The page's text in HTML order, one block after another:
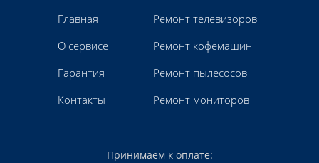
Контакты
О сервисе
Гарантия
Ремонт пылесосов
Ремонт мониторов
Главная
Ремонт телевизоров
Ремонт кофемашин
Принимаем к оплате: